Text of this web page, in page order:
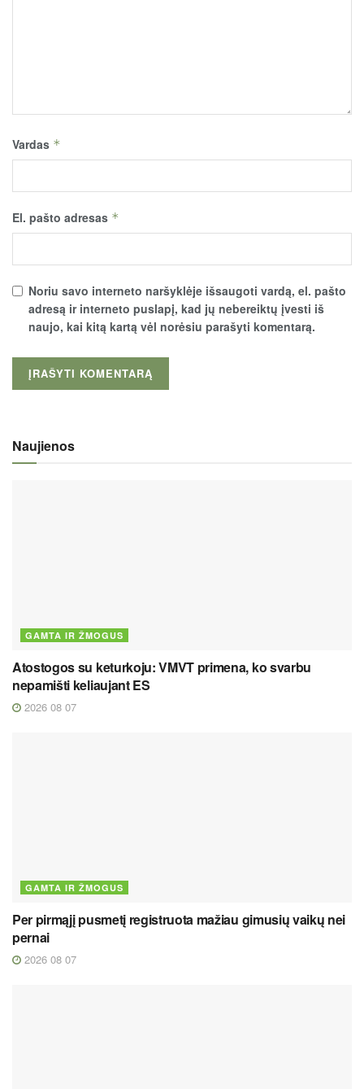
Vardas *
El. pašto adresas *
Noriu savo interneto naršyklėje išsaugoti vardą, el. pašto
adresą ir interneto puslapį, kad jų nebereiktų įvesti iš
naujo, kai kitą kartą vėl norėsiu parašyti komentarą.
Naujienos
GAMTA IR ŽMOGUS
Atostogos su keturkoju: VMVT primena, ko svarbu
nepamišti keliaujant ES
2026 08 07
GAMTA IR ŽMOGUS
Per pirmąjį pusmetį registruota mažiau gimusių vaikų nei
pernai
2026 08 07